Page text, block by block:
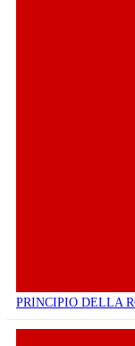
PRINCIPIO DELLA